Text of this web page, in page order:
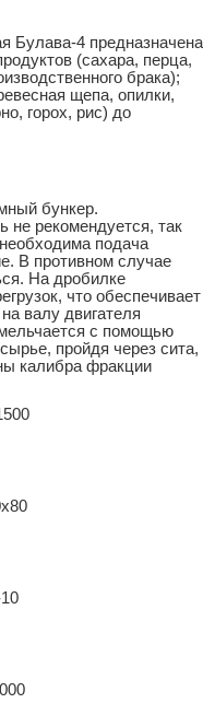
Булава-4 предназначена
(сахара, перца,
брака);
щепа, опилки,
горох, рис) до
бункер.
не рекомендуется, так
подача
В противном случае
На дробилке
что обеспечивает
валу двигателя
с помощью
пройдя через сита,
калибра фракции